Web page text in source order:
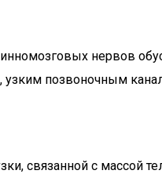
нервов
узким позвоночным
связанной с массой